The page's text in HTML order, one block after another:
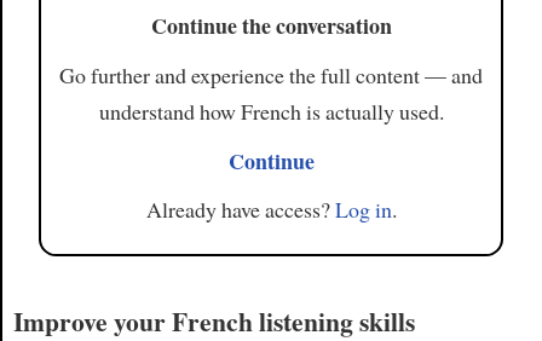
Continue the conversation
Go further and experience the full content — and
understand how French is actually used.
Continue
Already have access?Log in.
Improve your French listening skills